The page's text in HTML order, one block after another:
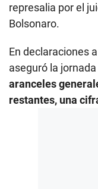
represalia por el
Bolsonaro.
En declaraciones
aseguró la
aranceles
restantes, una